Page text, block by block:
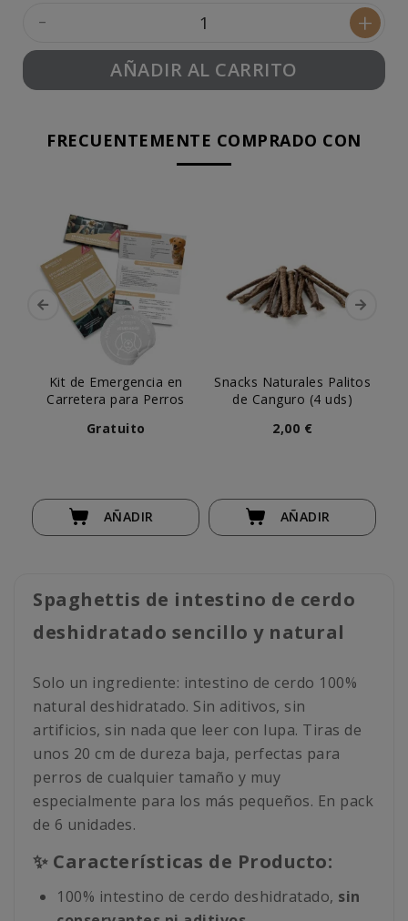
- +
AÑADIR AL CARRITO
FRECUENTEMENTE COMPRADO CON
Kit de Emergencia en
Carretera para Perros
Gratuito
AÑADIR
Snacks Naturales Palitos
de Canguro (4 uds)
2,00 €
AÑADIR
Spaghettis de intestino de cerdo
deshidratado sencillo y natural
Solo un ingrediente: intestino de cerdo 100%
natural deshidratado. Sin aditivos, sin
artificios, sin nada que leer con lupa. Tiras de
unos 20 cm de dureza baja, perfectas para
perros de cualquier tamaño y muy
especialmente para los más pequeños. En pack
de 6 unidades.
✨ Características de Producto:
100% intestino de cerdo deshidratado, sin